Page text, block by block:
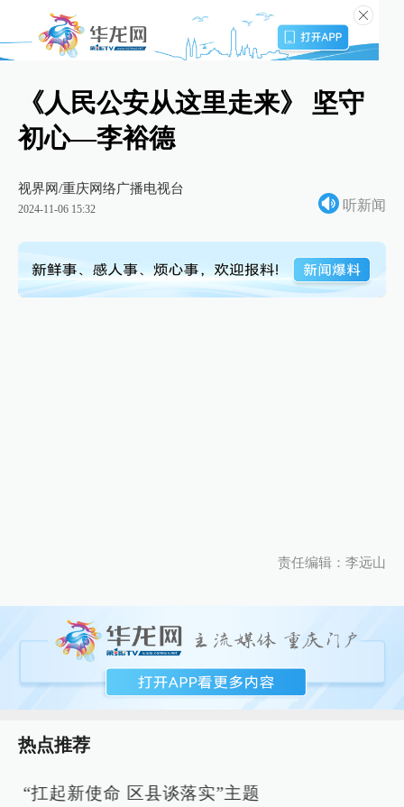
《人民公安从这里走来》 坚守
初心—李裕德
视界网/重庆网络广播电视台
2024-11-06 15:32 听新闻
责任编辑：李远山
热点推荐
“扛起新使命 区县谈落实”主题